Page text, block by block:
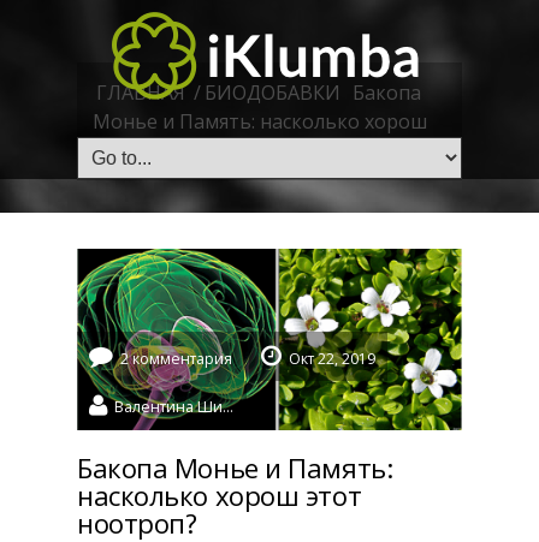
ГЛАВНАЯ/ БИОДОБАВКИ
Бакопа
Монье и Память: насколько хорош
этот ноотроп?
2 комментария Окт 22, 2019
Валентина Шидловская
Бакопа Монье и Память:
насколько хорош этот
ноотроп?